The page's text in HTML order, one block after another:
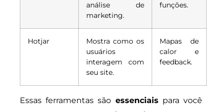
análise de
marketing.
funções.
Hotjar
Mostra como os
usuários
interagem com
seu site.
Mapas de
calor e
feedback.
Essas ferramentas são essenciais para você